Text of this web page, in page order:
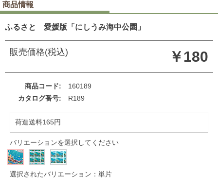
商品情報
ふるさと 愛媛版「にしうみ海中公園」
販売価格(税込) ￥180
商品コード
160189
カタログ番号
R189
荷造送料165円
バリエーションを選択してください
選択されたバリエーション：単片